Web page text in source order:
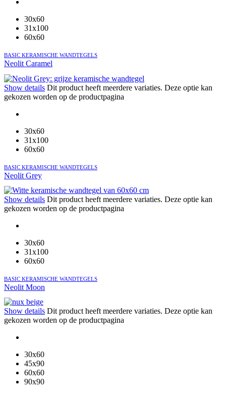
30x60
31x100
60x60
BASIC KERAMISCHE WANDTEGELS
Neolit Caramel
Show details Dit product heeft meerdere variaties. Deze optie kan
gekozen worden op de productpagina
30x60
31x100
60x60
BASIC KERAMISCHE WANDTEGELS
Neolit Grey
Show details Dit product heeft meerdere variaties. Deze optie kan
gekozen worden op de productpagina
30x60
31x100
60x60
BASIC KERAMISCHE WANDTEGELS
Neolit Moon
Show details Dit product heeft meerdere variaties. Deze optie kan
gekozen worden op de productpagina
30x60
45x90
60x60
90x90